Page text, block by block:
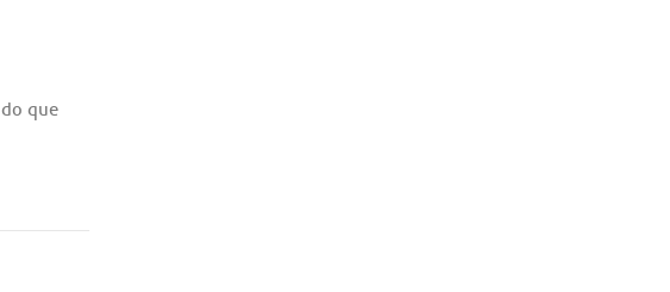
do que